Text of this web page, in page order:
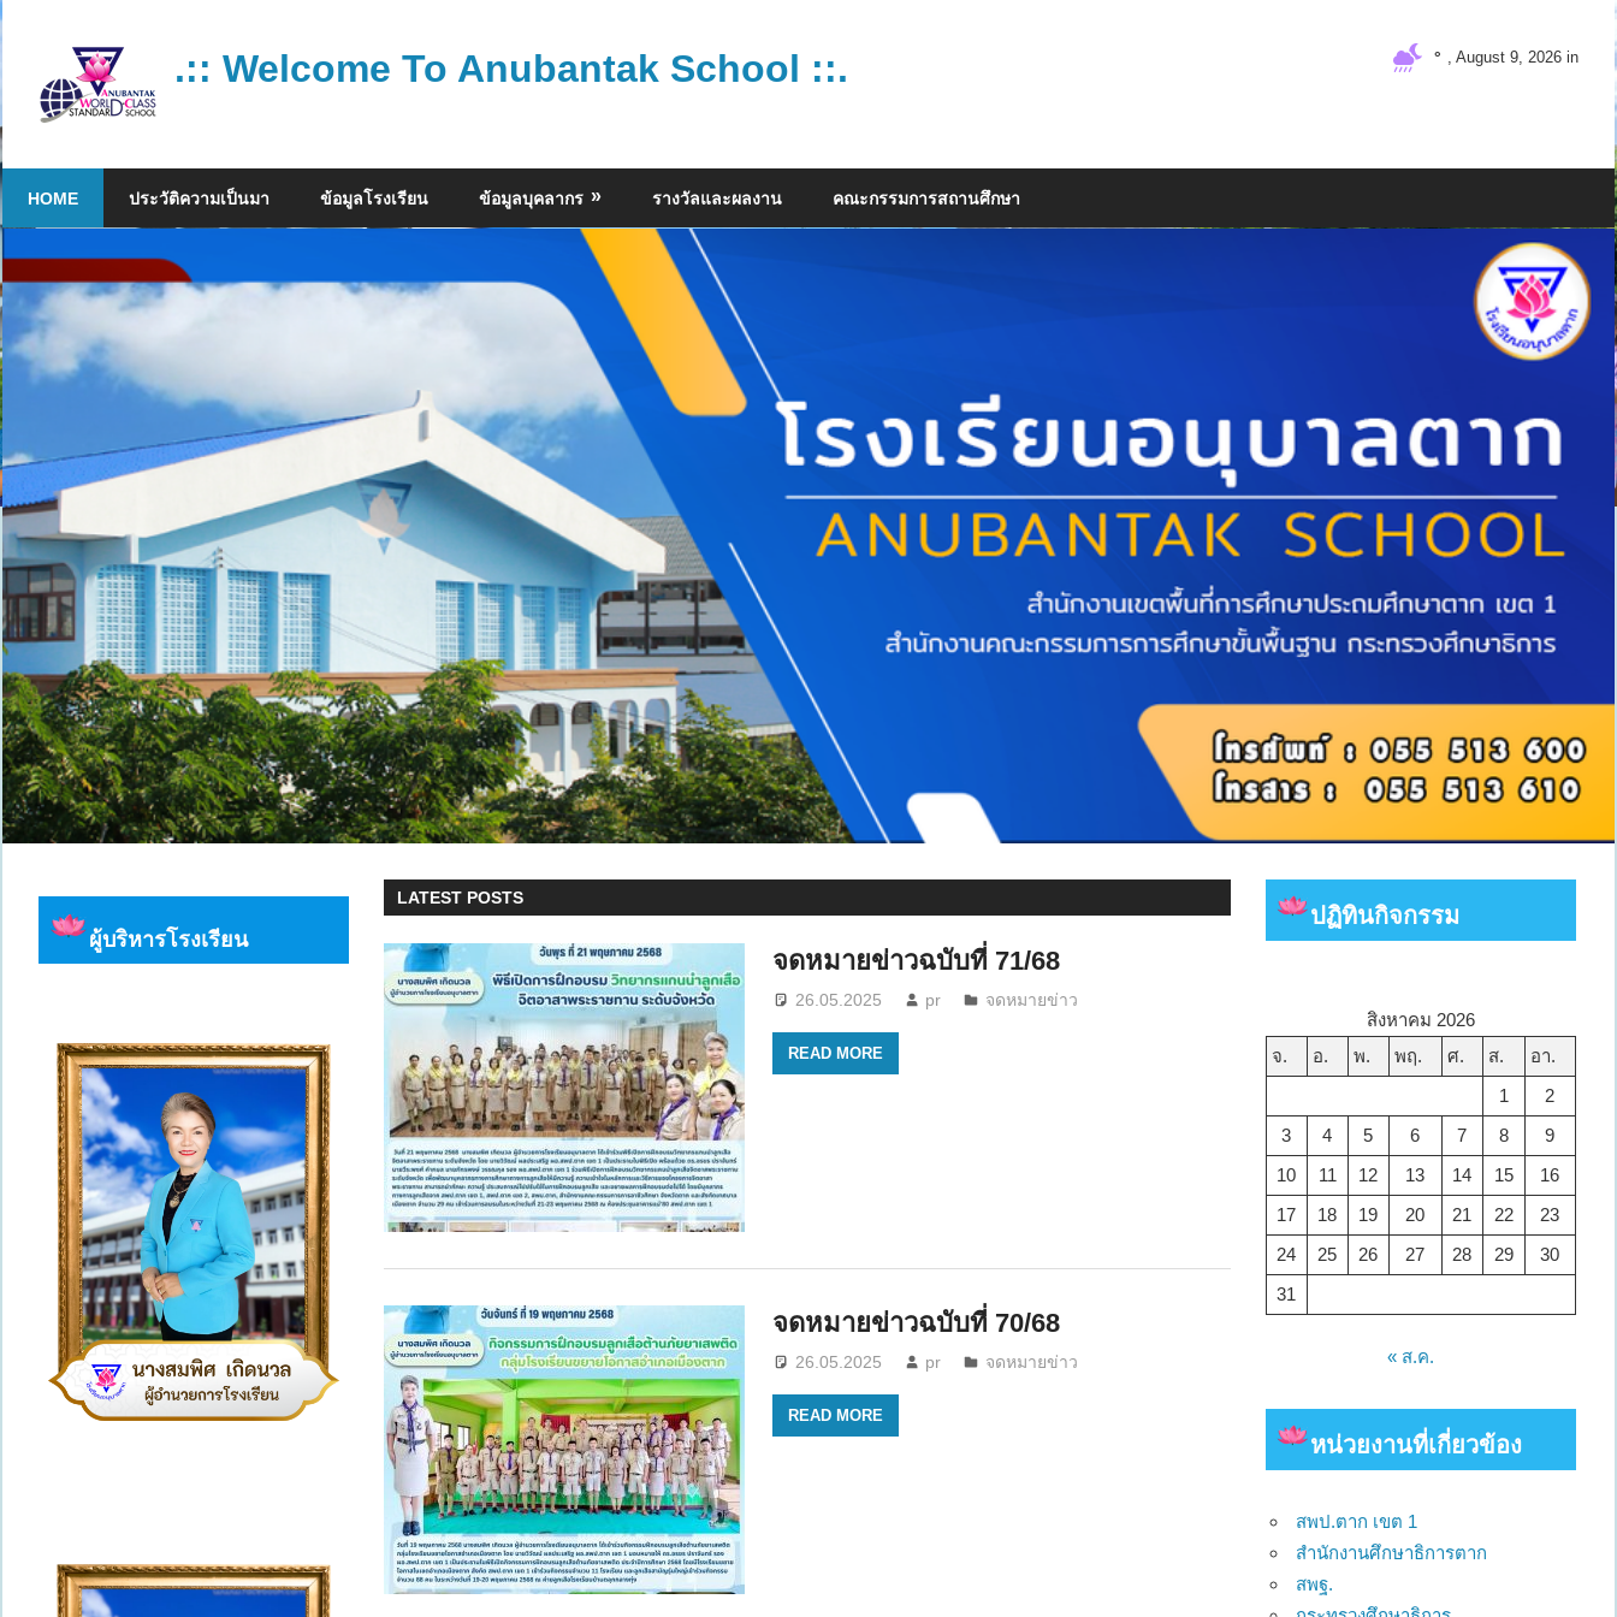
Skip
content
.:: Welcome To Anubantak School ::.
มาตรฐาน
° , August 9, 2026 in
HOME ประวัติความเป็นมา ข้อมูลโรงเรียน ข้อมูลบุคลากร รางวัลและผลงาน คณะกรรมการสถานศึกษา
LATEST POSTS
จดหมายข่าวฉบับที่ 71/68
26.05.2025 pr จดหมายข่าว
READ MORE
จดหมายข่าวฉบับที่ 70/68
26.05.2025 pr จดหมายข่าว
READ MORE
ผู้บริหารโรงเรียน
ปฏิทินกิจกรรม
สิงหาคม 2026
จ.
อ. พ. พฤ. ศ. ส.
อา.
1
2
3
4 5 6 7 8
9
10
11 12 13 14 15
16
17
18 19 20 21 22
23
24
25 26 27 28 29
30
31
« ส.ค.
หน่วยงานที่เกี่ยวข้อง
สพป.ตาก เขต 1
สำนักงานศึกษาธิการตาก
สพฐ.